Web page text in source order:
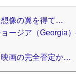
想像の翼を得て…
ージア（Georgia
映画の完全否定か…